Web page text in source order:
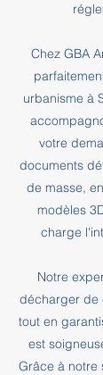
Chez GBA
urbanisme à
votre
documents
de masse,
modèles
charge
Notre
décharger de
tout en
est
Grâce à notre